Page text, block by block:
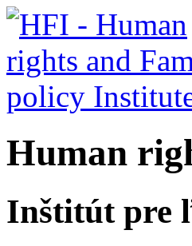
Human
Inštitút pre